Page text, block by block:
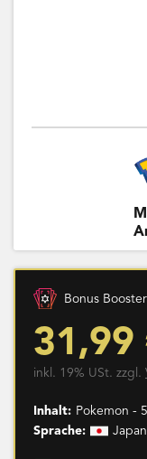
Bonus
31,99
inkl. 19% USt. zzgl.
Inhalt: Pokemon -
Sprache: